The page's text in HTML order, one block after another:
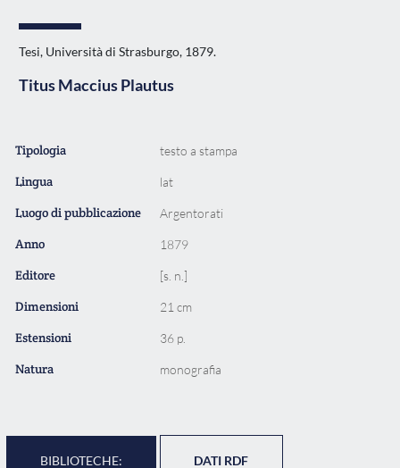
Tesi, Università di Strasburgo, 1879.
Titus Maccius Plautus
Tipologia testo a stampa
Lingua lat
Luogo di pubblicazione Argentorati
Anno 1879
Editore [s. n.]
Dimensioni 21 cm
Estensioni 36 p.
Natura monografia
BIBLIOTECHE: DATI RDF